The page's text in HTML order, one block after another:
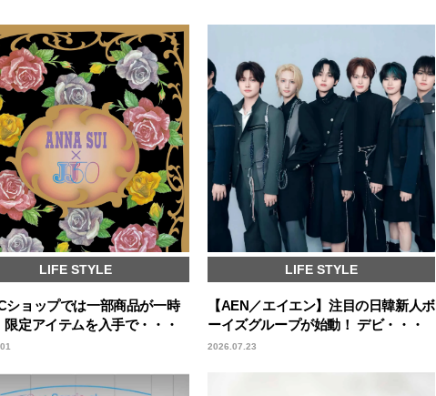
LIFE STYLE
ショップでは一部商品が一時
限定アイテムを入手で・・・
LIFE STYLE
【AEN／エイエン】注目の日韓新人ボ
ーイズグループが始動！ デビ・・・
2026.07.23